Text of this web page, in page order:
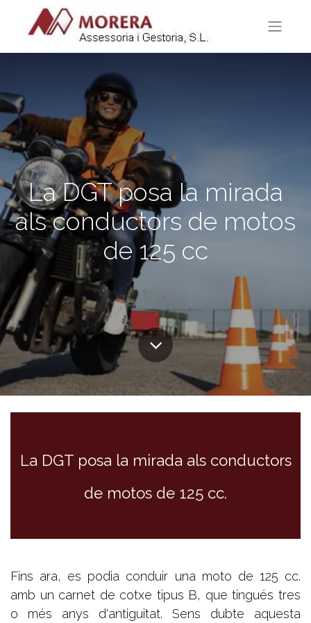
La DGT posa la mirada
als conductors de motos
de 125 cc
La DGT posa la mirada als conductors
de motos de 125 cc.
Fins ara, es podia conduir una moto de 125 cc.
amb un carnet de cotxe tipus B, que tingués tres
o més anys d'antiguitat. Sens dubte aquesta